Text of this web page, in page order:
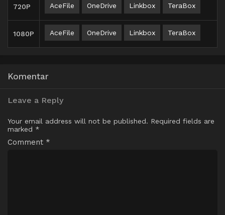
720P AceFile OneDrive Linkbox TeraBox
1080P AceFile OneDrive Linkbox TeraBox
Komentar
Leave a Reply
Your email address will not be published. Required fields are
marked *
Comment *